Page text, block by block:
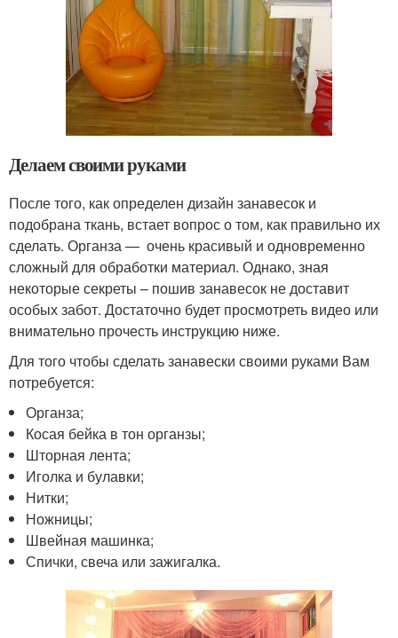
Делаем своими руками
После того, как определен дизайн занавесок и
подобрана ткань, встает вопрос о том, как правильно их
сделать. Органза — очень красивый и одновременно
сложный для обработки материал. Однако, зная
некоторые секреты – пошив занавесок не доставит
особых забот. Достаточно будет просмотреть видео или
внимательно прочесть инструкцию ниже.
Для того чтобы сделать занавески своими руками Вам
потребуется:
Органза;
Косая бейка в тон органзы;
Шторная лента;
Иголка и булавки;
Нитки;
Ножницы;
Швейная машинка;
Спички, свеча или зажигалка.